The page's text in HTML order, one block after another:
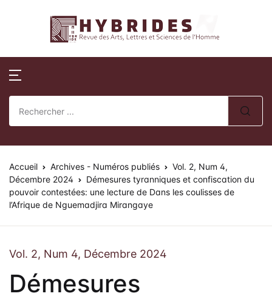
Revue Hybrides
Accueil
Publications
Numéros
Actes de
Revue Hybrides
Revue
Sur la révue
Comité
Politique
Actualités
Compte
Se souvenir de
moi ?
Mot de passe
Se Connecter
Accueil Archives - Numéros publiés
Vol. 2, Num 4,
Décembre 2024
Démesures tyranniques et confiscation du
pouvoir contestées: une lecture de Dans les coulisses de
l’Afrique de Nguemadjira Mirangaye
Vol. 2, Num 4, Décembre 2024
Démesures